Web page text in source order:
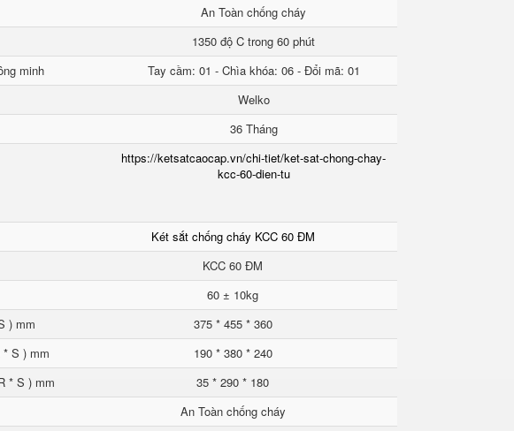
An Toàn chống cháy
1350 độ C trong 60 phút
minh
Tay cầm: 01 - Chìa khóa: 06 - Đổi mã: 01
Welko
36 Tháng
https://ketsatcaocap.vn/chi-tiet/ket-sat-chong-chay-
kcc-60-dien-tu
Két sắt chống cháy KCC 60 ĐM
KCC 60 ĐM
60 ± 10kg
) mm
375 * 455 * 360
S ) mm
190 * 380 * 240
* S ) mm
35 * 290 * 180
An Toàn chống cháy